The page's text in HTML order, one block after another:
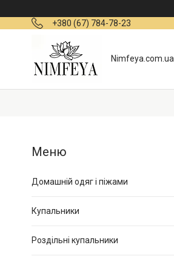
+380 (67) 784-78-23
Nimfeya.com.ua
Домашній одяг і піжами
Купальники
Роздільні купальники